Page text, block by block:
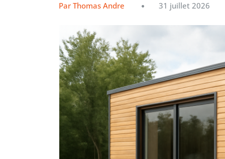
Par Thomas Andre 31 juillet 2026